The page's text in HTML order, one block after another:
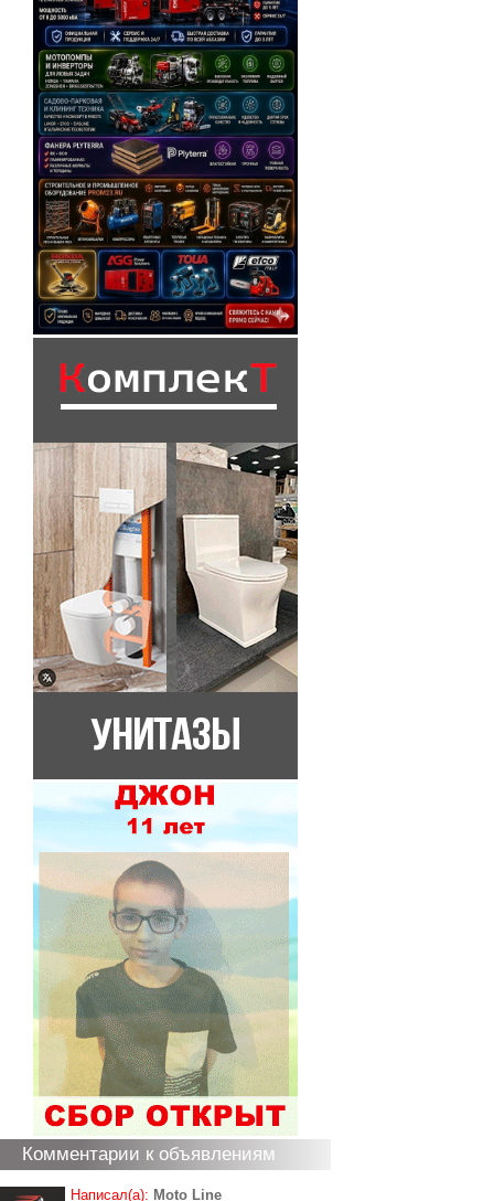
Комментарии к объявлениям
Написал(а): Moto Line